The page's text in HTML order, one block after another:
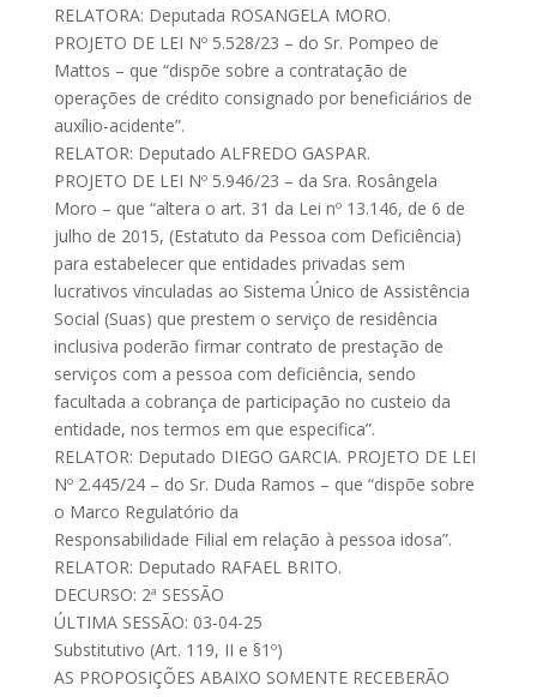
RELATORA: Deputada ROSANGELA MORO.
PROJETO DE LEI Nº 5.528/23 – do Sr. Pompeo de
Mattos – que “dispõe sobre a contratação de
operações de crédito consignado por beneficiários de
auxílio-acidente”.
RELATOR: Deputado ALFREDO GASPAR.
PROJETO DE LEI Nº 5.946/23 – da Sra. Rosângela
Moro – que “altera o art. 31 da Lei nº 13.146, de 6 de
julho de 2015, (Estatuto da Pessoa com Deficiência)
para estabelecer que entidades privadas sem
lucrativos vinculadas ao Sistema Único de Assistência
Social (Suas) que prestem o serviço de residência
inclusiva poderão firmar contrato de prestação de
serviços com a pessoa com deficiência, sendo
facultada a cobrança de participação no custeio da
entidade, nos termos em que especifica”.
RELATOR: Deputado DIEGO GARCIA. PROJETO DE LEI
Nº 2.445/24 – do Sr. Duda Ramos – que “dispõe sobre
o Marco Regulatório da
Responsabilidade Filial em relação à pessoa idosa”.
RELATOR: Deputado RAFAEL BRITO.
DECURSO: 2ª SESSÃO
ÚLTIMA SESSÃO: 03-04-25
Substitutivo (Art. 119, II e §1º)
AS PROPOSIÇÕES ABAIXO SOMENTE RECEBERÃO